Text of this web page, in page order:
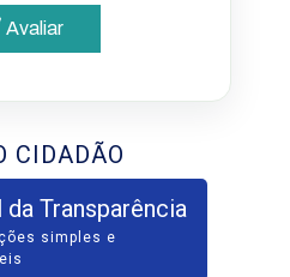
Avaliar
CIDADÃO
da Transparência
simples e